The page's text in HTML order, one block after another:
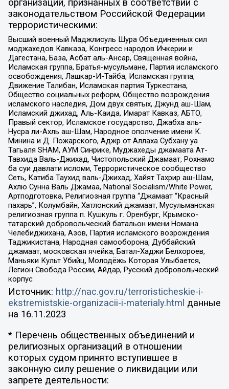
организаций, признанных в соответствии с
законодательством Российской Федерации
террористическими:
Высший военный Маджлисуль Шура Объединенных сил
моджахедов Кавказа, Конгресс народов Ичкерии и
Дагестана, База, Асбат аль-Ансар, Священная война,
Исламская группа, Братья-мусульмане, Партия исламского
освобождения, Лашкар-И-Тайба, Исламская группа,
Движение Талибан, Исламская партия Туркестана,
Общество социальных реформ, Общество возрождения
исламского наследия, Дом двух святых, Джунд аш-Шам,
Исламский джихад, Аль-Каида, Имарат Кавказ, АБТО,
Правый сектор, Исламское государство, Джабха аль-
Нусра ли-Ахль аш-Шам, Народное ополчение имени К.
Минина и Д. Пожарского, Аджр от Аллаха Субхану уа
Тагьаля SHAM, АУМ Синрике, Муджахеды джамаата Ат-
Тавхида Валь-Джихад, Чистопольский Джамаат, Рохнамо
ба суи давлати исломи, Террористическое сообщество
Сеть, Катиба Таухид валь-Джихад, Хайят Тахрир аш-Шам,
Ахлю Сунна Валь Джамаа, National Socialism/White Power,
Артподготовка, Религиозная группа “Джамаат “Красный
пахарь”, Колумбайн, Хатлонский джамаат, Мусульманская
религиозная группа п. Кушкуль г. Оренбург, Крымско-
татарский добровольческий батальон имени Номана
Челебиджихана, Азов, Партия исламского возрождения
Таджикистана, Народная самооборона, Дуббайский
джамаат, московская ячейка, Батал-Хаджи Белхороев,
Маньяки Культ Убийц, Молодёжь Которая Улыбается,
Легион Свобода России, Айдар, Русский добровольческий
корпус
Источник: http://nac.gov.ru/terroristicheskie-i-
ekstremistskie-organizacii-i-materialy.html данные
на 16.11.2023
* Перечень общественных объединений и
религиозных организаций в отношении
которых судом принято вступившее в
законную силу решение о ликвидации или
запрете деятельности: